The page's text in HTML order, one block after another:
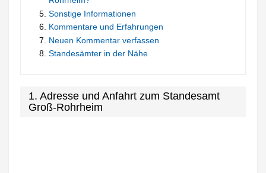
Sonstige Informationen
Kommentare und Erfahrungen
Neuen Kommentar verfassen
Standesämter in der Nähe
1. Adresse und Anfahrt zum Standesamt
Groß-Rohrheim